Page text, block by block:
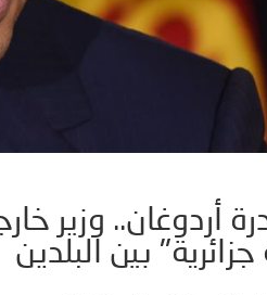
أردوغان.. وزير
بين البلدين